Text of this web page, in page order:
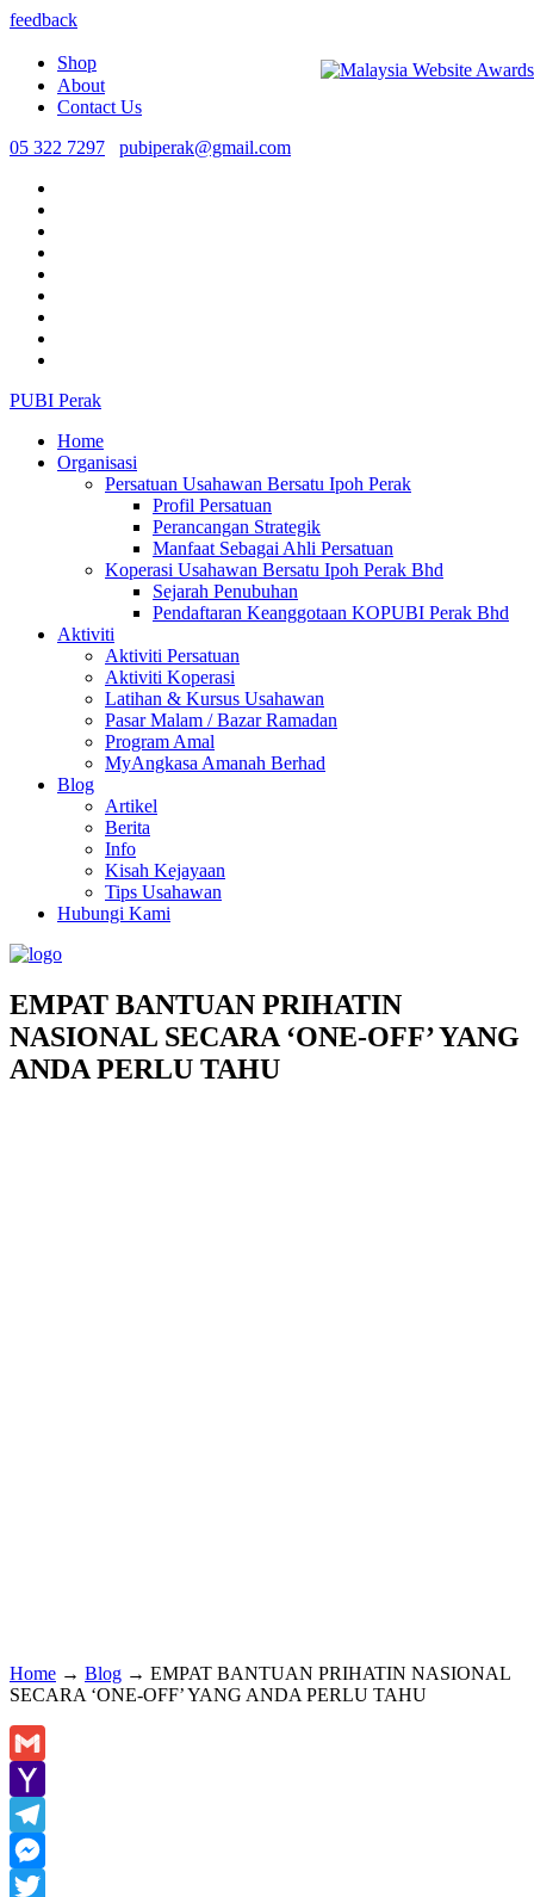
feedback
Shop
About
Contact Us
05 322 7297
pubiperak@gmail.com
PUBI Perak
Home
Organisasi
Persatuan Usahawan Bersatu Ipoh Perak
Profil Persatuan
Perancangan Strategik
Manfaat Sebagai Ahli Persatuan
Koperasi Usahawan Bersatu Ipoh Perak Bhd
Sejarah Penubuhan
Pendaftaran Keanggotaan KOPUBI Perak Bhd
Aktiviti
Aktiviti Persatuan
Aktiviti Koperasi
Latihan & Kursus Usahawan
Pasar Malam / Bazar Ramadan
Program Amal
MyAngkasa Amanah Berhad
Blog
Artikel
Berita
Info
Kisah Kejayaan
Tips Usahawan
Hubungi Kami
EMPAT BANTUAN PRIHATIN
NASIONAL SECARA ‘ONE-OFF’ YANG
ANDA PERLU TAHU
Home → Blog → EMPAT BANTUAN PRIHATIN NASIONAL
SECARA ‘ONE-OFF’ YANG ANDA PERLU TAHU
Gmail
Yahoo
Mail
Telegram
Messenger